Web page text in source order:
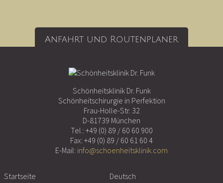
Anfahrt und Routenplaner
Schönheitsklinik Dr. Funk
Schönheitschirurgie in Perfektion
Frau-Holle-Str. 32
D-81739 München
Tel.: +49 (0) 89 / 60 60 900
Fax: +49 (0) 89 / 60 61 60 4
E-Mail: info@schoenheitsklinik.com
Startseite Deutsch